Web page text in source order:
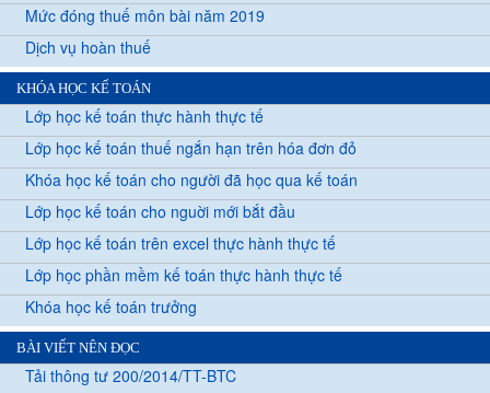
Mức đóng thuế môn bài năm 2019
Dịch vụ hoàn thuế
KHÓA HỌC KẾ TOÁN
Lớp học kế toán thực hành thực tế
Lớp học kế toán thuế ngắn hạn trên hóa đơn đỏ
Khóa học kế toán cho người đã học qua kế toán
Lớp học kế toán cho nguời mới bắt đầu
Lớp học kế toán trên excel thực hành thực tế
Lớp học phần mềm kế toán thực hành thực tế
Khóa học kế toán trưởng
BÀI VIẾT NÊN ĐỌC
Tải thông tư 200/2014/TT-BTC